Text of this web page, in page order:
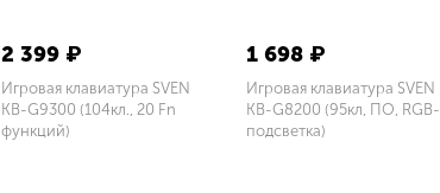
2 399 ₽
Игровая клавиатура SVEN
KB-G9300 (104кл., 20 Fn
функций)
1 698 ₽
Игровая клавиатура SVEN
KB-G8200 (95кл, ПО, RGB-
подсветка)